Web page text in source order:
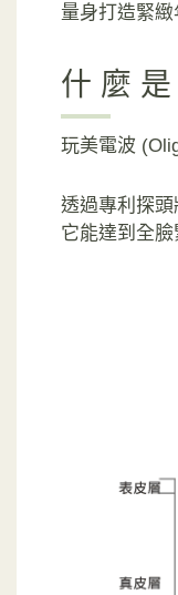
量身打造緊
什麼
玩美電波
透過專利探
它能達到全